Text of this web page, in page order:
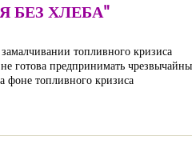
БЕЗ ХЛЕБА"
топливного кризиса
готова предпринимать
фоне топливного кризиса